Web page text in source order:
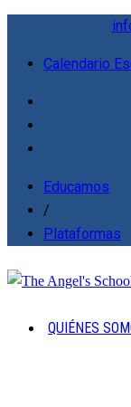
Calendario
Educamos
/
Plataformas
QUIÉNES